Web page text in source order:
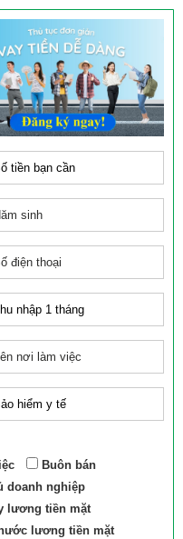
Buôn bán
doanh nghiệp
lương tiền mặt
lương tiền mặt